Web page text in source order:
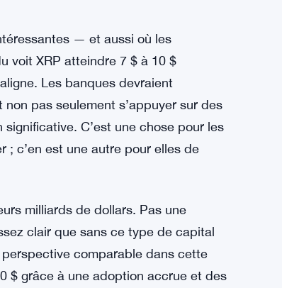
Daodu pense que c’est optimiste
une lecture plus mesurée de la
dramatique pour se réaliser.
un mouvement réel des
voit XRP atteindre 7 $ à 10 $
Les banques devraient
pas seulement s’appuyer sur des
C’est une chose pour les